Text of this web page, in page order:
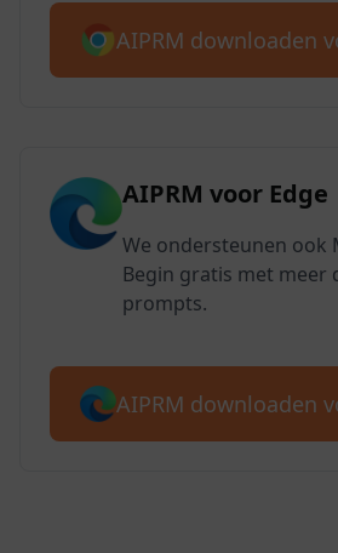
AIPRM downloaden
AIPRM voor Edge
We ondersteunen ook
Begin gratis met meer
prompts.
AIPRM downloaden